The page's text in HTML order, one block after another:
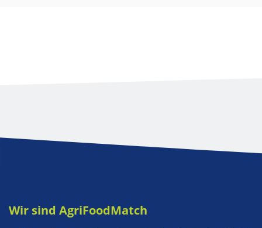
Wir sind AgriFoodMatch